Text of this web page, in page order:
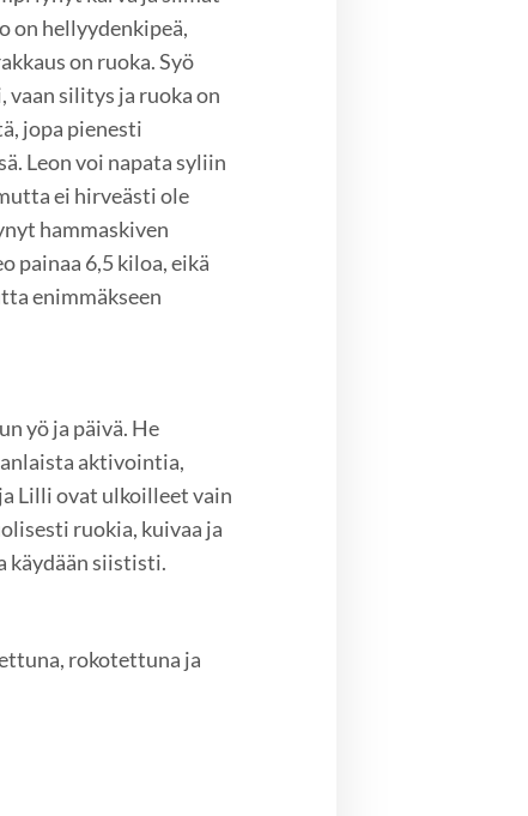
on hellyydenkipeä,
on ruoka. Syö
vaan silitys ja ruoka on
jopa pienesti
Leon voi napata syliin
ei hirveästi ole
hammaskiven
painaa 6,5 kiloa, eikä
enimmäkseen
yö ja päivä. He
aktivointia,
Lilli ovat ulkoilleet vain
ruokia, kuivaa ja
käydään siististi.
rokotettuna ja